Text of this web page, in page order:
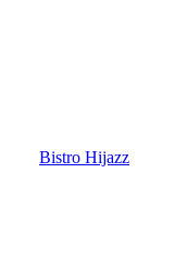
Bistro Hijazz